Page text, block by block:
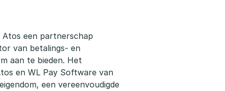
een partnerschap
van betalings- en
aan te bieden. Het
en WL Pay Software van
een vereenvoudigde